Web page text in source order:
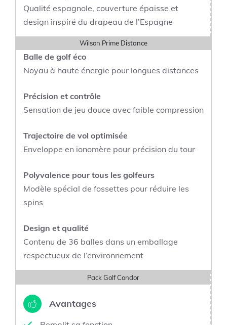
Qualité espagnole, couverture épaisse et
design inspiré du drapeau de l’Espagne
Wilson Prime Distance
Balle de golf éco
Noyau à haute énergie pour longues distances
Précision et contrôle
Sensation de jeu douce avec faible compression
Trajectoire de vol optimisée
Enveloppe en ionomère pour précision du tour
Polyvalence pour tous les golfeurs
Modèle spécial de fossettes pour réduire les
spins
Design et qualité
Contenu de 36 balles dans un emballage
respectueux de l’environnement
Pack Golf Condor
Avantages